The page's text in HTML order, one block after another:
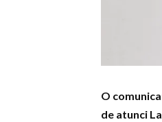
O
de atunci